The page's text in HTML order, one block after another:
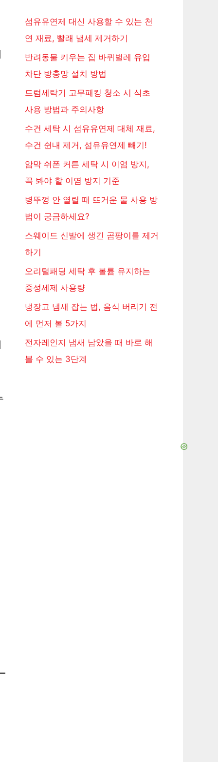
섬유유연제 대신 사용할 수 있는 천
연 재료, 빨래 냄세 제거하기
반려동물 키우는 집 바퀴벌레 유입
차단 방충망 설치 방법
드럼세탁기 고무패킹 청소 시 식초
사용 방법과 주의사항
수건 세탁 시 섬유유연제 대체 재료,
수건 쉰내 제거, 섬유유연제 빼기!
암막 쉬폰 커튼 세탁 시 이염 방지,
꼭 봐야 할 이염 방지 기준
병뚜껑 안 열릴 때 뜨거운 물 사용 방
법이 궁금하세요?
스웨이드 신발에 생긴 곰팡이를 제거
하기
오리털패딩 세탁 후 볼륨 유지하는
중성세제 사용량
냉장고 냄새 잡는 법, 음식 버리기 전
에 먼저 볼 5가지
전자레인지 냄새 남았을 때 바로 해
볼 수 있는 3단계